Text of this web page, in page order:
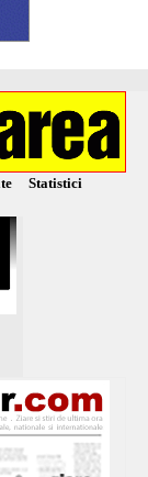
Statistici